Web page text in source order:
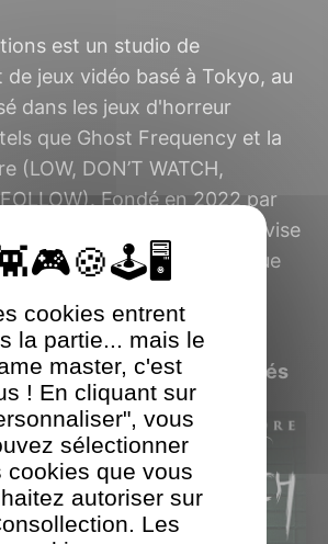
est un studio de
jeux vidéo basé à Tokyo, au
dans les jeux d'horreur
que Ghost Frequency et la
(LOW, DON’T WATCH,
Fondé en 2022 par
Serafini, le studio vise
immersive et esthétique
des expériences
Serafini Productions testés
cookies entrent
la partie... mais le
master, c'est
! En cliquant sur
vous
sélectionner
cookies que vous
autoriser sur
Les